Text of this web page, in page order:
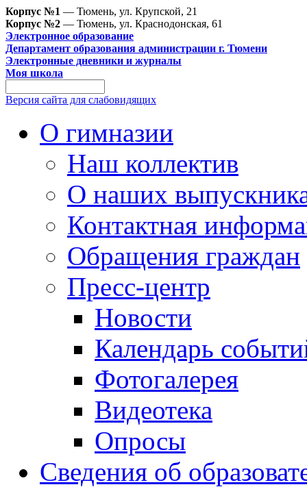
Корпус №1 — Тюмень, ул. Крупской, 21
Корпус №2 — Тюмень, ул. Краснодонская, 61
Электронное образование
Департамент образования администрации г. Тюмени
Электронные дневники и журналы
Моя школа
Версия сайта для слабовидящих
О гимназии
Наш коллектив
О наших
Контактная
Обращения граждан
Пресс-центр
Новости
Календарь
Фотогалерея
Видеотека
Опросы
Сведения об